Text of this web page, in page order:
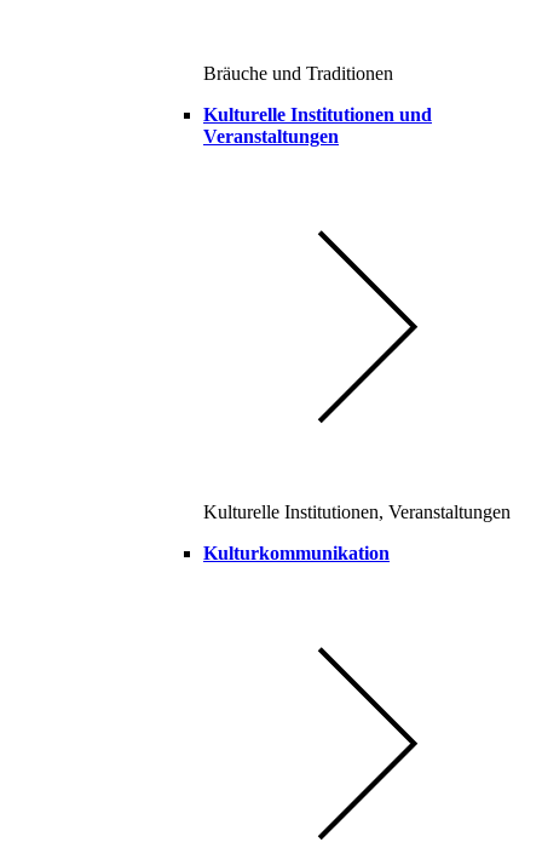
Bräuche und Traditionen
Kulturelle Institutionen und
Veranstaltungen
Kulturelle Institutionen, Veranstaltungen
Kulturkommunikation